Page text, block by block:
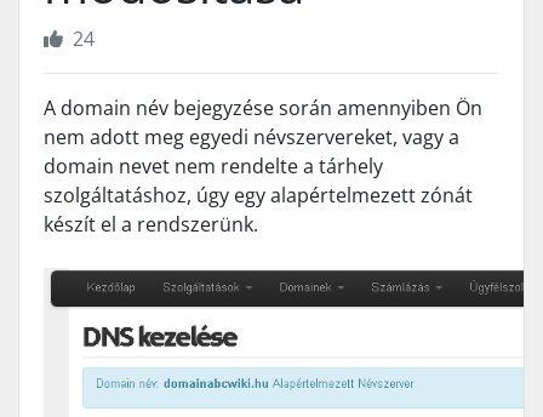
24
A domain név bejegyzése során amennyiben Ön
nem adott meg egyedi névszervereket, vagy a
domain nevet nem rendelte a tárhely
szolgáltatáshoz, úgy egy alapértelmezett zónát
készít el a rendszerünk.